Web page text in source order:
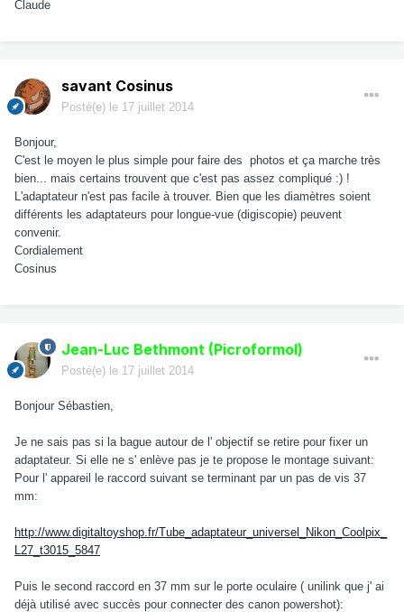
Claude
savant Cosinus
Posté(e) le 17 juillet 2014
Bonjour,
C'est le moyen le plus simple pour faire des photos et ça marche très
bien... mais certains trouvent que c'est pas assez compliqué :) !
L'adaptateur n'est pas facile à trouver. Bien que les diamètres soient
différents les adaptateurs pour longue-vue (digiscopie) peuvent
convenir.
Cordialement
Cosinus
Jean-Luc Bethmont (Picroformol)
Posté(e) le 17 juillet 2014
Bonjour Sébastien,
Je ne sais pas si la bague autour de l' objectif se retire pour fixer un
adaptateur. Si elle ne s' enlève pas je te propose le montage suivant:
Pour l' appareil le raccord suivant se terminant par un pas de vis 37
mm:
http://www.digitaltoyshop.fr/Tube_adaptateur_universel_Nikon_Coolpix_
L27_t3015_5847
Puis le second raccord en 37 mm sur le porte oculaire ( unilink que j' ai
déjà utilisé avec succès pour connecter des canon powershot):